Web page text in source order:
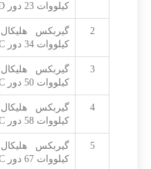
کیلووات 23 دور MR573-112M/4D
2
کیلووات 34 دور MR573-112M/4C
3
کیلووات 50 دور MR473-112M/4C
4
کیلووات 58 دور MR373-112M/4C
5
کیلووات 67 دور MR373-112M/4C